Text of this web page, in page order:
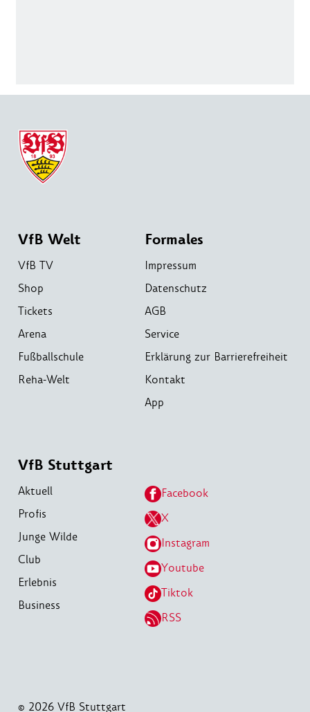
VfB Welt
VfB TV
Shop
Tickets
Arena
Fußballschule
Reha-Welt
Formales
Impressum
Datenschutz
AGB
Service
Erklärung zur Barrierefreiheit
Kontakt
App
VfB Stuttgart
Aktuell
Profis
Junge Wilde
Club
Erlebnis
Business
Facebook
X
Instagram
Youtube
Tiktok
RSS
© 2026 VfB Stuttgart